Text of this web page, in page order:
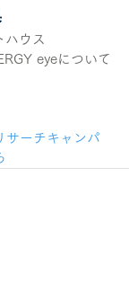
ハウス
eyeについて